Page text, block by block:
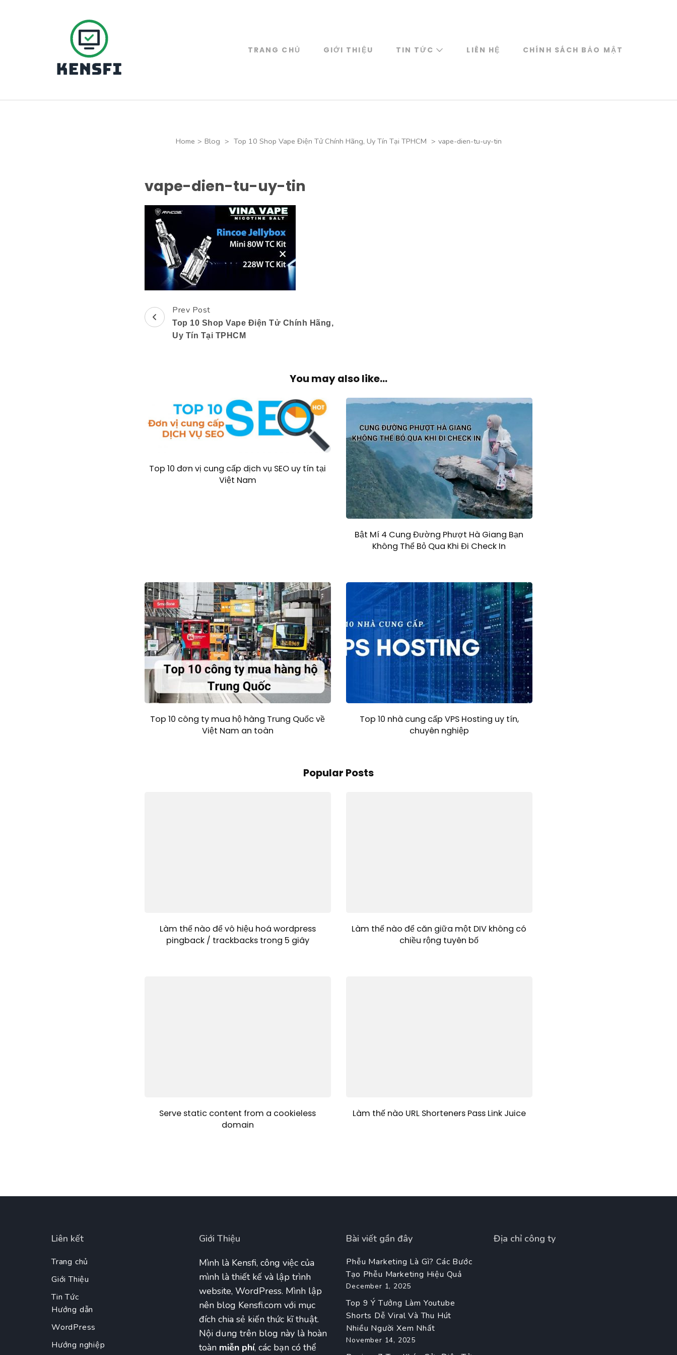
TRANG CHỦ GIỚI THIỆU TIN TỨC LIÊN HỆ CHÍNH SÁCH BẢO MẬT
Home > Blog > Top 10 Shop Vape Điện Tử Chính Hãng, Uy Tín Tại TPHCM > vape-dien-tu-uy-tin
vape-dien-tu-uy-tin
Post
Navigation
Prev Post
Top 10 Shop Vape Điện Tử Chính Hãng,
Uy Tín Tại TPHCM
You may also like...
Top 10 đơn vị cung cấp dịch vụ SEO uy tín tại
Việt Nam
Bật Mí 4 Cung Đường Phượt Hà Giang Bạn
Không Thể Bỏ Qua Khi Đi Check In
Top 10 công ty mua hộ hàng Trung Quốc về
Việt Nam an toàn
Top 10 nhà cung cấp VPS Hosting uy tín,
chuyên nghiệp
Popular Posts
Làm thế nào để vô hiệu hoá wordpress
pingback / trackbacks trong 5 giây
Làm thế nào để căn giữa một DIV không có
chiều rộng tuyên bố
Serve static content from a cookieless
domain
Làm thế nào URL Shorteners Pass Link Juice
Liên kết
Trang chủ
Giới Thiệu
Tin Tức
Hướng dẫn
WordPress
Hướng nghiệp
Giới Thiệu
Mình là Kensfi, công việc của
mình là thiết kế và lập trình
website, WordPress. Mình lập
nên blog Kensfi.com với mục
đích chia sẻ kiến thức kĩ thuật.
Nội dung trên blog này là hoàn
toàn miễn phí, các bạn có thể
Bài viết gần đây
Phễu Marketing Là Gì? Các Bước
Tạo Phễu Marketing Hiệu Quả
December 1, 2025
Top 9 Ý Tưởng Làm Youtube
Shorts Dễ Viral Và Thu Hút
Nhiều Người Xem Nhất
November 14, 2025
Địa chỉ công ty